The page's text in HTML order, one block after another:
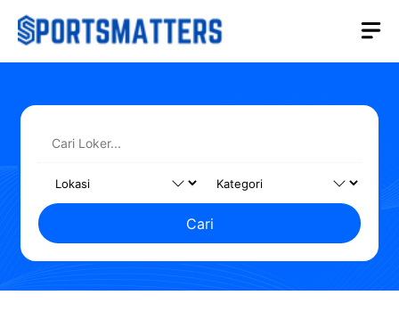
Langsung
Cari